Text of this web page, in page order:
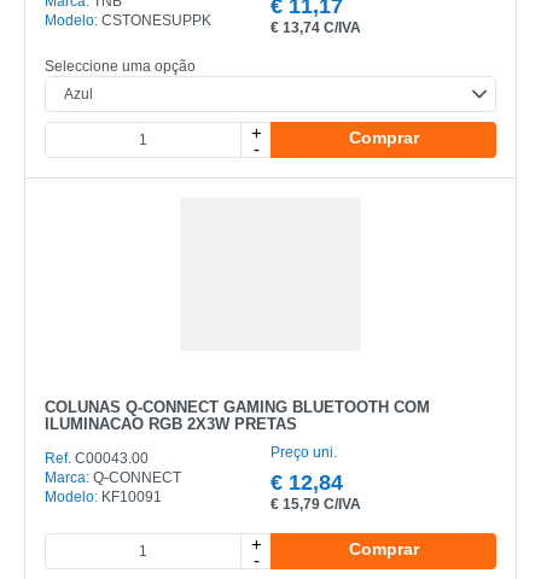
Sim, aumentam conforto, concentração e reduzem
interferências sonoras em chamadas e reuniões.
Como aumentar o conforto durante chamadas
longas?
Modelo: CSTONESUPPK
€ 11,17
€ 13,74 C/IVA
Seleccione uma opção
+
-
Comprar
COLUNAS Q-CONNECT GAMING BLUETOOTH COM
ILUMINACAO RGB 2X3W PRETAS
Ref. C00043.00
Marca: Q-CONNECT
Modelo: KF10091
Preço uni.
€ 12,84
€ 15,79 C/IVA
+
-
Comprar